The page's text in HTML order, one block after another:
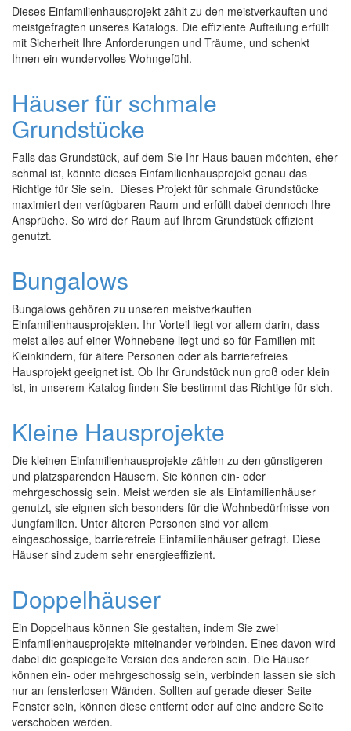
Dieses Einfamilienhausprojekt zählt zu den meistverkauften und
meistgefragten unseres Katalogs. Die effiziente Aufteilung erfüllt
mit Sicherheit Ihre Anforderungen und Träume, und schenkt
Ihnen ein wundervolles Wohngefühl.
Häuser für schmale
Grundstücke
Falls das Grundstück, auf dem Sie Ihr Haus bauen möchten, eher
schmal ist, könnte dieses Einfamilienhausprojekt genau das
Richtige für Sie sein. Dieses Projekt für schmale Grundstücke
maximiert den verfügbaren Raum und erfüllt dabei dennoch Ihre
Ansprüche. So wird der Raum auf Ihrem Grundstück effizient
genutzt.
Bungalows
Bungalows gehören zu unseren meistverkauften
Einfamilienhausprojekten. Ihr Vorteil liegt vor allem darin, dass
meist alles auf einer Wohnebene liegt und so für Familien mit
Kleinkindern, für ältere Personen oder als barrierefreies
Hausprojekt geeignet ist. Ob Ihr Grundstück nun groß oder klein
ist, in unserem Katalog finden Sie bestimmt das Richtige für sich.
Kleine Hausprojekte
Die kleinen Einfamilienhausprojekte zählen zu den günstigeren
und platzsparenden Häusern. Sie können ein- oder
mehrgeschossig sein. Meist werden sie als Einfamilienhäuser
genutzt, sie eignen sich besonders für die Wohnbedürfnisse von
Jungfamilien. Unter älteren Personen sind vor allem
eingeschossige, barrierefreie Einfamilienhäuser gefragt. Diese
Häuser sind zudem sehr energieeffizient.
Doppelhäuser
Ein Doppelhaus können Sie gestalten, indem Sie zwei
Einfamilienhausprojekte miteinander verbinden. Eines davon wird
dabei die gespiegelte Version des anderen sein. Die Häuser
können ein- oder mehrgeschossig sein, verbinden lassen sie sich
nur an fensterlosen Wänden. Sollten auf gerade dieser Seite
Fenster sein, können diese entfernt oder auf eine andere Seite
verschoben werden.